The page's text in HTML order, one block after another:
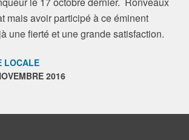
mais avoir participé à ce éminent
une fierté et une grande satisfaction.
LOCALE
2016